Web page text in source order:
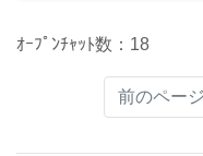
ｵｰﾌﾟﾝﾁｬｯﾄ数：18
前のページ